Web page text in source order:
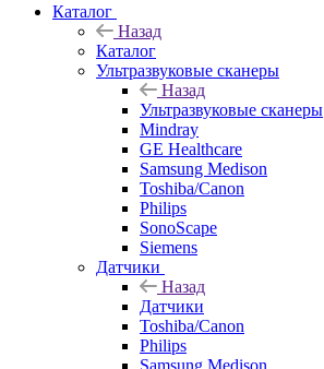
Каталог
Назад
Каталог
Ультразвуковые сканеры
Назад
Ультразвуковые сканеры
Mindray
GE Healthcare
Samsung Medison
Toshiba/Canon
Philips
SonoScape
Siemens
Датчики
Назад
Датчики
Toshiba/Canon
Philips
Samsung Medison